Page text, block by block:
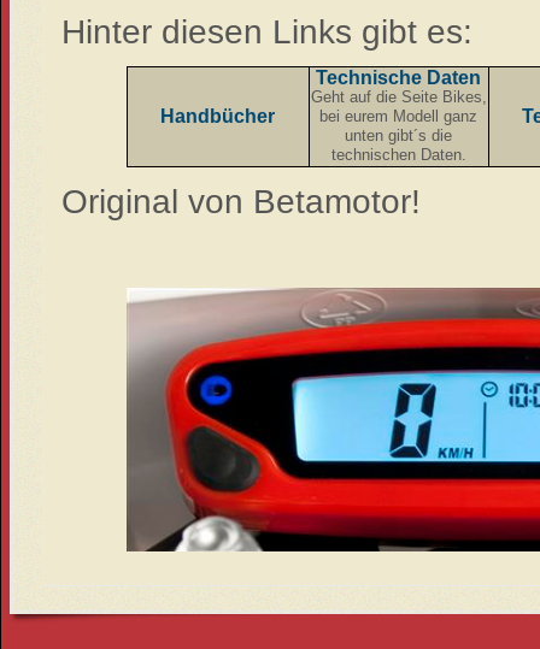
Hinter diesen Links gibt es:
Handbücher
Technische Daten
Geht auf die Seite Bikes,
bei eurem Modell ganz
unten gibt´s die
technischen Daten.
Original von Betamotor!